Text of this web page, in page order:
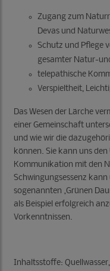
Zugang zum
Devas und
Schutz und Pflege
gesamter Natur-
telepathische
Verspieltheit,
Das Wesen der Lärche
einer Gemeinschaft
und wie wir die
können. Sie kann uns
Kommunikation mit den
Schwingungsessenz
sogenannten ‚Grünen
als Beispiel erfolgreich
Vorkenntnissen.
Inhaltsstoffe: